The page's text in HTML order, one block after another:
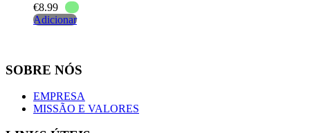
€8.99
Adicionar
SOBRE NÓS
EMPRESA
MISSÃO E VALORES